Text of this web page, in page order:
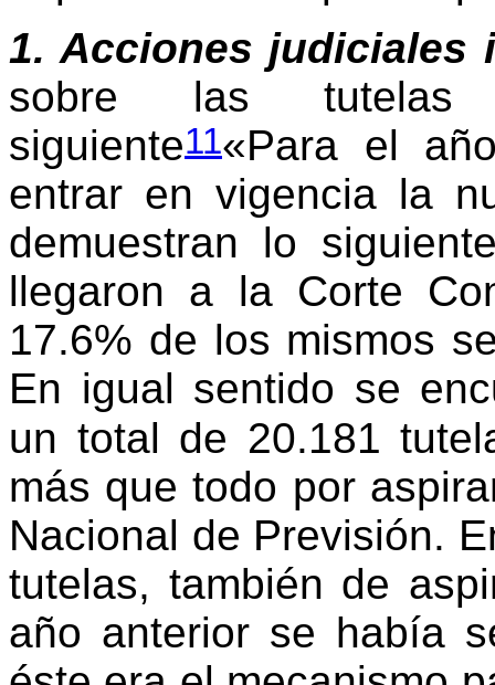
1. Acciones judiciales
sobre las tutelas
siguiente11«Para el
entrar en vigencia la
demuestran lo
llegaron a la Corte
17.6% de los mismos
En igual sentido se
un total de 20.181
más que todo por
Nacional de Previsión.
tutelas, también de
año anterior se había